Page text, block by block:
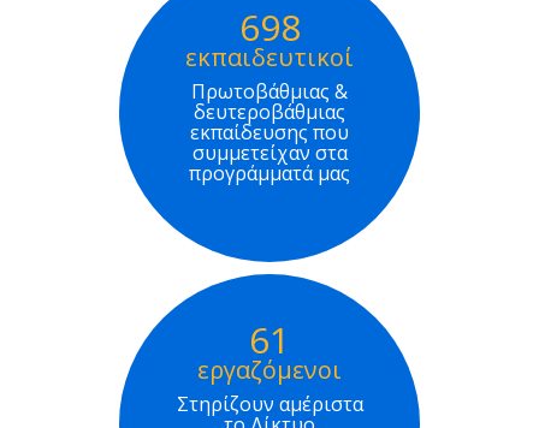
698
εκπαιδευτικοί
Πρωτοβάθμιας &
δευτεροβάθμιας
εκπαίδευσης που
συμμετείχαν στα
προγράμματά μας
61
εργαζόμενοι
Στηρίζουν αμέριστα